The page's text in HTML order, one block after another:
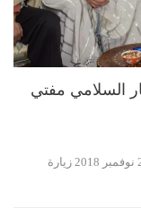
السلامي مفتي
أدى عادل الخبثاني والي صفاقس مساء يوم الثلاثاء 20 نوفمبر 2018 زيارة